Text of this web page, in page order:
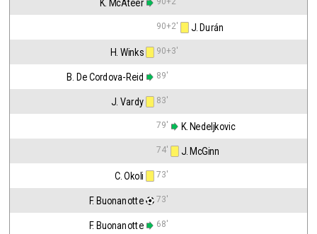
K. McAteer
90+2' J. Durán
H. Winks 90+3'
B. De Cordova-Reid 89'
J. Vardy 83'
79' K. Nedeljkovic
74' J. McGinn
C. Okoli 73'
F. Buonanotte 73'
F. Buonanotte 68'